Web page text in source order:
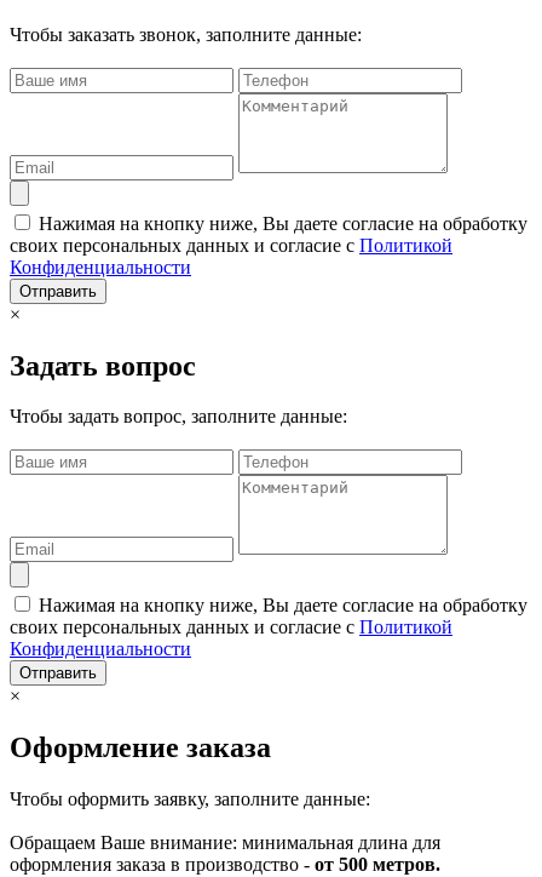
Чтобы заказать звонок, заполните данные:
Нажимая на кнопку ниже, Вы даете согласие на обработку
своих персональных данных и согласие с Политикой
Конфиденциальности
Отправить
×
Задать вопрос
Чтобы задать вопрос, заполните данные:
Нажимая на кнопку ниже, Вы даете согласие на обработку
своих персональных данных и согласие с Политикой
Конфиденциальности
Отправить
×
Оформление заказа
Чтобы оформить заявку, заполните данные:
Обращаем Ваше внимание: минимальная длина для
оформления заказа в производство - от 500 метров.